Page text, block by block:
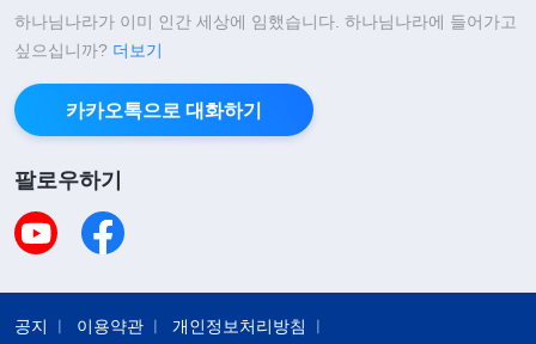
하나님나라가 이미 인간 세상에 임했습니다. 하나님나라에 들어가고
싶으십니까? 더보기
카카오톡으로 대화하기
팔로우하기
공지 이용약관 개인정보처리방침